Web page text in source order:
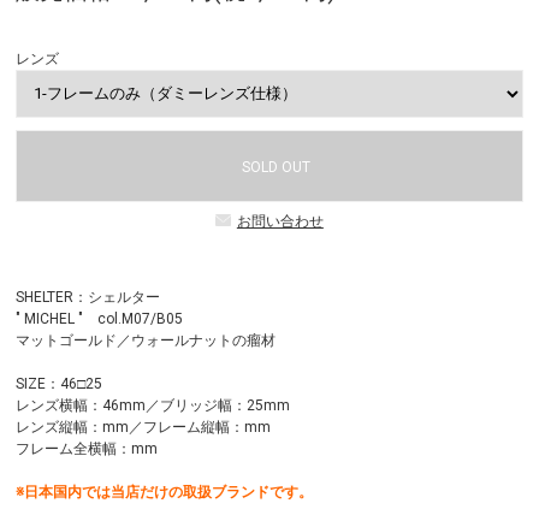
レンズ
SOLD OUT
お問い合わせ
SHELTER：シェルター
" MICHEL " col.M07/B05
マットゴールド／ウォールナットの瘤材
SIZE：46□25
レンズ横幅：46mm／ブリッジ幅：25mm
レンズ縦幅：mm／フレーム縦幅：mm
フレーム全横幅：mm
※日本国内では当店だけの取扱ブランドです。